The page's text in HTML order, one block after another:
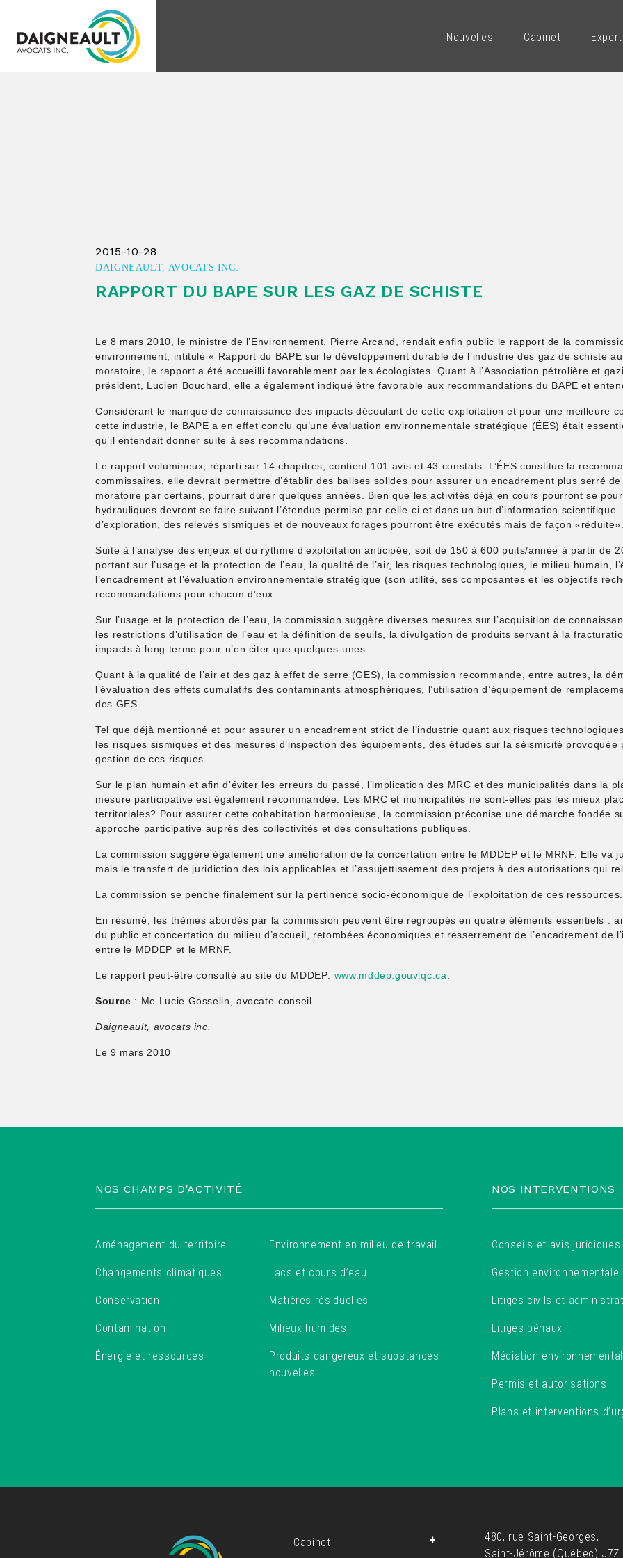
Nouvelles Cabinet
2015-10-28
DAIGNEAULT, AVOCATS INC.
RAPPORT DU BAPE SUR LES GAZ DE SCHISTE
Le 8 mars 2010, le ministre de l’Environnement, Pierre Arcand, rendait enfin public le rapport de la
environnement, intitulé « Rapport du BAPE sur le développement durable de l’industrie des gaz de schiste
moratoire, le rapport a été accueilli favorablement par les écologistes. Quant à l’Association pétrolière et
président, Lucien Bouchard, elle a également indiqué être favorable aux recommandations du BAPE et
Considérant le manque de connaissance des impacts découlant de cette exploitation et pour une meilleure
cette industrie, le BAPE a en effet conclu qu’une évaluation environnementale stratégique (ÉES) était
qu’il entendait donner suite à ses recommandations.
Le rapport volumineux, réparti sur 14 chapitres, contient 101 avis et 43 constats. L’ÉES constitue la
commissaires, elle devrait permettre d’établir des balises solides pour assurer un encadrement plus serré de
moratoire par certains, pourrait durer quelques années. Bien que les activités déjà en cours pourront se
hydrauliques devront se faire suivant l’étendue permise par celle-ci et dans un but d’information
d’exploration, des relevés sismiques et de nouveaux forages pourront être exécutés mais de façon «réduite».
Suite à l’analyse des enjeux et du rythme d’exploitation anticipée, soit de 150 à 600 puits/année à partir de
portant sur l’usage et la protection de l’eau, la qualité de l’air, les risques technologiques, le milieu humain,
l’encadrement et l’évaluation environnementale stratégique (son utilité, ses composantes et les objectifs
recommandations pour chacun d’eux.
Sur l’usage et la protection de l’eau, la commission suggère diverses mesures sur l’acquisition de
les restrictions d’utilisation de l’eau et la définition de seuils, la divulgation de produits servant à la
impacts à long terme pour n’en citer que quelques-unes.
Quant à la qualité de l’air et des gaz à effet de serre (GES), la commission recommande, entre autres, la
l’évaluation des effets cumulatifs des contaminants atmosphériques, l’utilisation d’équipement de
des GES.
Tel que déjà mentionné et pour assurer un encadrement strict de l’industrie quant aux risques
les risques sismiques et des mesures d’inspection des équipements, des études sur la séismicité
gestion de ces risques.
Sur le plan humain et afin d’éviter les erreurs du passé, l’implication des MRC et des municipalités dans la
mesure participative est également recommandée. Les MRC et municipalités ne sont-elles pas les mieux
territoriales? Pour assurer cette cohabitation harmonieuse, la commission préconise une démarche fondée
approche participative auprès des collectivités et des consultations publiques.
La commission suggère également une amélioration de la concertation entre le MDDEP et le MRNF. Elle va
mais le transfert de juridiction des lois applicables et l’assujettissement des projets à des autorisations qui
La commission se penche finalement sur la pertinence socio-économique de l’exploitation de ces ressources.
En résumé, les thèmes abordés par la commission peuvent être regroupés en quatre éléments essentiels :
du public et concertation du milieu d’accueil, retombées économiques et resserrement de l’encadrement de
entre le MDDEP et le MRNF.
Le rapport peut-être consulté au site du MDDEP: www.mddep.gouv.qc.ca
Source : Me Lucie Gosselin, avocate-conseil
Daigneault, avocats inc.
Le 9 mars 2010
NOS CHAMPS D'ACTIVITÉ
Aménagement du territoire
Changements climatiques
Conservation
Contamination
Énergie et ressources
Environnement en milieu de travail
Lacs et cours d’eau
Matières résiduelles
Milieux humides
Produits dangereux et substances
nouvelles
NOS INTERVENTIONS
Conseils et avis juridiques
Gestion environnementale
Litiges civils et
Litiges pénaux
Médiation
Permis et autorisations
Plans et interventions
Cabinet
480, rue Saint-Georges,
Saint-Jérôme (Québec) J7Z